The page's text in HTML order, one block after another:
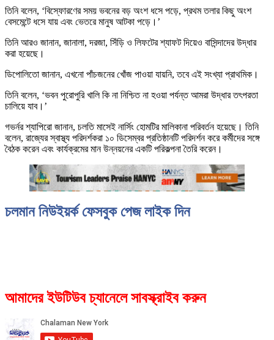
তিনি বলেন, ‘বিস্ফোরণের সময় ভবনের বড় অংশ ধসে পড়ে, প্রথম তলার কিছু অংশ
বেসমেন্টে ধসে যায় এবং ভেতরে মানুষ আটকা পড়ে।’
তিনি আরও জানান, জানালা, দরজা, সিঁড়ি ও লিফটের শ্যাফট দিয়েও বাসিন্দাদের উদ্ধার
করা হয়েছে।
ডিপোলিতো জানান, এখনো পাঁচজনের খোঁজ পাওয়া যায়নি, তবে এই সংখ্যা প্রাথমিক।
তিনি বলেন, ‘ভবন পুরোপুরি খালি কি না নিশ্চিত না হওয়া পর্যন্ত আমরা উদ্ধার তৎপরতা
চালিয়ে যাব।’
গভর্নর শ্যাপিরো জানান, চলতি মাসেই নার্সিং হোমটির মালিকানা পরিবর্তন হয়েছে। তিনি
বলেন, রাজ্যের স্বাস্থ্য পরিদর্শকরা ১০ ডিসেম্বর প্রতিষ্ঠানটি পরিদর্শন করে কর্মীদের সঙ্গে
বৈঠক করেন এবং কার্যক্রমের মান উন্নয়নের একটি পরিকল্পনা তৈরি করেন।
চলমান নিউইয়র্ক ফেসবুক পেজ লাইক দিন
আমাদের ইউটিউব চ্যানেলে সাবস্ক্রাইব করুন